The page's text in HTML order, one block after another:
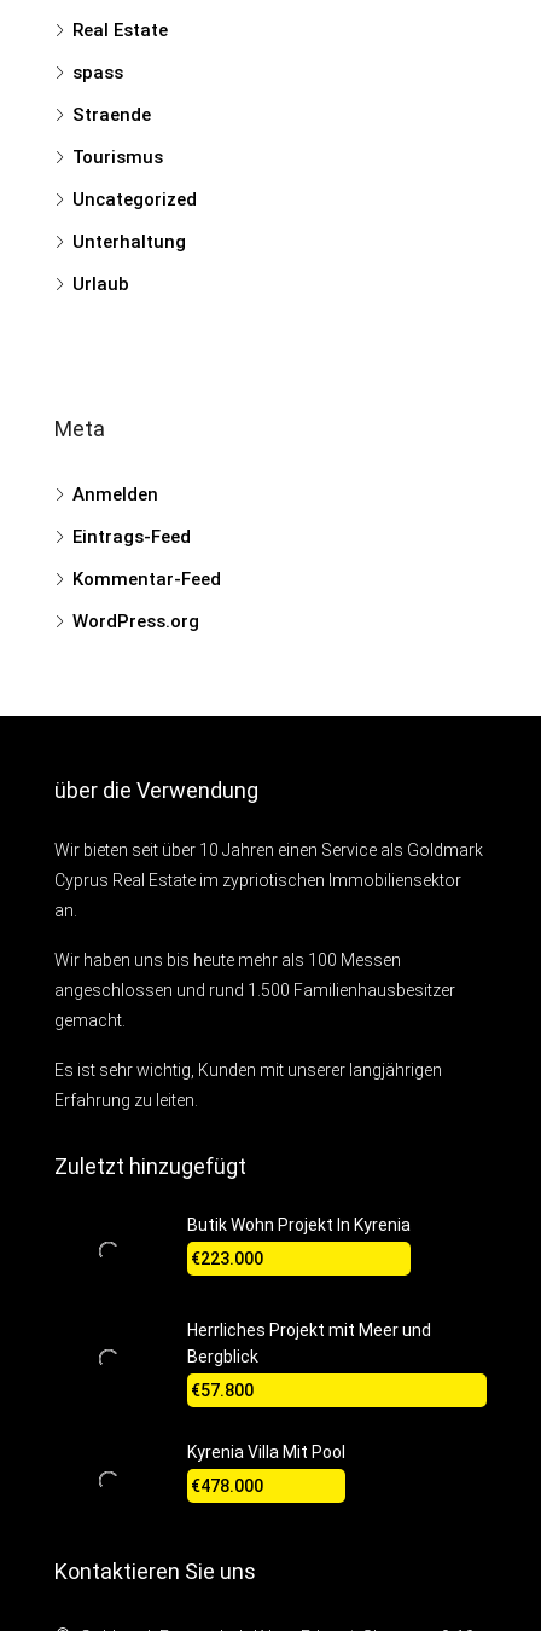
Real Estate
spass
Straende
Tourismus
Uncategorized
Unterhaltung
Urlaub
Meta
Anmelden
Eintrags-Feed
Kommentar-Feed
WordPress.org
über die Verwendung
Wir bieten seit über 10 Jahren einen Service als Goldmark
Cyprus Real Estate im zypriotischen Immobiliensektor
an.
Wir haben uns bis heute mehr als 100 Messen
angeschlossen und rund 1.500 Familienhausbesitzer
gemacht.
Es ist sehr wichtig, Kunden mit unserer langjährigen
Erfahrung zu leiten.
Zuletzt hinzugefügt
Butik Wohn Projekt In Kyrenia
€223.000
Herrliches Projekt mit Meer und
Bergblick
€57.800
Kyrenia Villa Mit Pool
€478.000
Kontaktieren Sie uns